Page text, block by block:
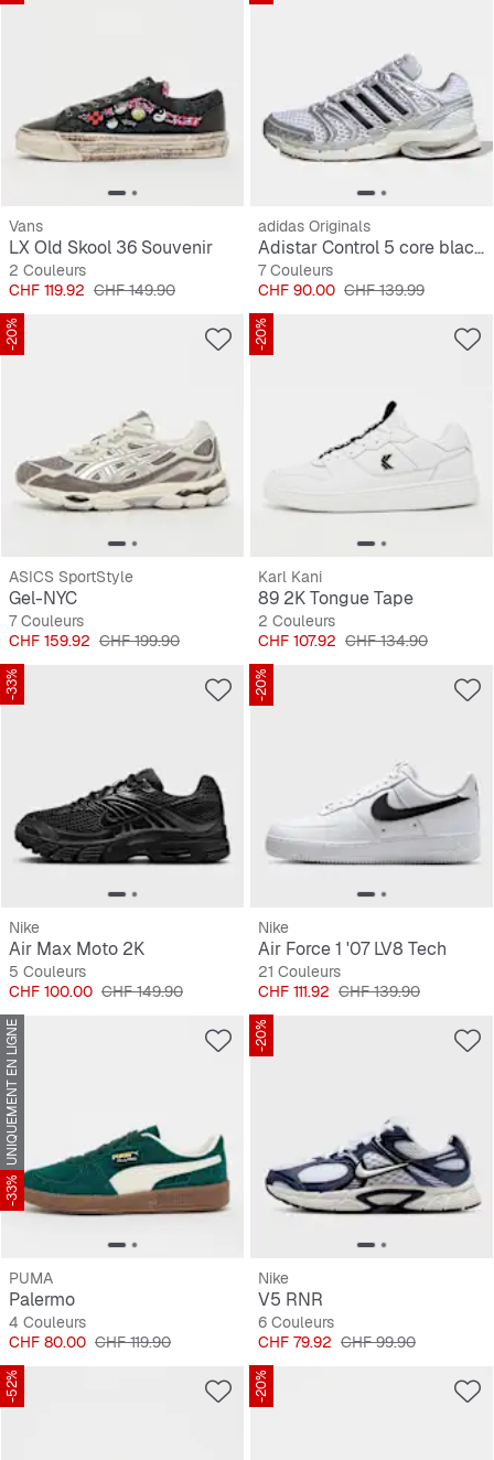
Vans
LX Old Skool 36 Souvenir
2 Couleurs
Prix
CHF 119.92 Prix original
CHF 149.90
adidas Originals
Adistar Control 5 core black/silver met./grey one
7 Couleurs
Prix
CHF 90.00 Prix original
CHF 139.99
-20%
ASICS SportStyle
Gel-NYC
7 Couleurs
Prix
CHF 159.92 Prix original
CHF 199.90
-20%
Karl Kani
89 2K Tongue Tape
2 Couleurs
Prix
CHF 107.92 Prix original
CHF 134.90
-33%
Nike
Air Max Moto 2K
5 Couleurs
Prix
CHF 100.00 Prix original
CHF 149.90
-20%
Nike
Air Force 1 '07 LV8 Tech
21 Couleurs
Prix
CHF 111.92 Prix original
CHF 139.90
UNIQUEMENT EN LIGNE
-33%
PUMA
Palermo
4 Couleurs
Prix
CHF 80.00 Prix original
CHF 119.90
-20%
Nike
V5 RNR
6 Couleurs
Prix
CHF 79.92 Prix original
CHF 99.90
-52% -20%